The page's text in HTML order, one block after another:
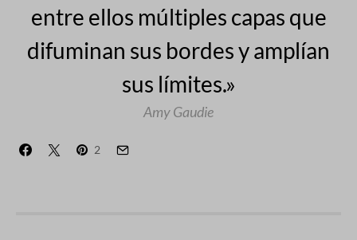
entre ellos múltiples capas que
difuminan sus bordes y amplían
sus límites.»
Amy Gaudie
2